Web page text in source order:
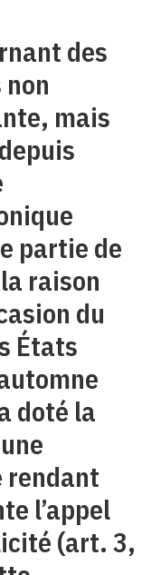
des
mais
partie de
raison
du
États
doté la
rendant
l’appel
(art. 3,